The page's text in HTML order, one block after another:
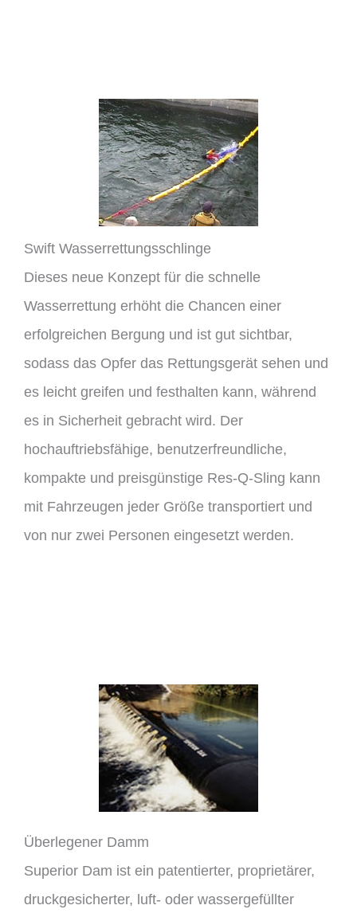
Swift Wasserrettungsschlinge
Dieses neue Konzept für die schnelle
Wasserrettung erhöht die Chancen einer
erfolgreichen Bergung und ist gut sichtbar,
sodass das Opfer das Rettungsgerät sehen und
es leicht greifen und festhalten kann, während
es in Sicherheit gebracht wird. Der
hochauftriebsfähige, benutzerfreundliche,
kompakte und preisgünstige Res-Q-Sling kann
mit Fahrzeugen jeder Größe transportiert und
von nur zwei Personen eingesetzt werden.
Überlegener Damm
Superior Dam ist ein patentierter, proprietärer,
druckgesicherter, luft- oder wassergefüllter